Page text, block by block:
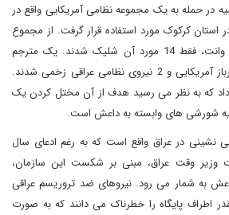
در حمله به یک مجموعه نظامی آمریکایی واقع در
«کِی-1» عراق در استان کرکوک مورد استفاده قرار گرفت. از مجموع
20 موشک بار شده در این وانت، فقط 14 مورد آن شلیک شدند. یک مترجم
غیرنظامی کشته شد و 4 سرباز آمریکایی و 2 نیروی نظامی عراقی زخمی شدند.
که به نظر می رسید هدف از آن مختل کردن یک
شورشی های وابسته به داعش است.
منطقه سنی نشینی در عراق واقع است که به رغم ادعای سال
وزیر وقت عراق، مبنی بر شکست این سازمان،
به شمار می رود. نیروهای ضد تروریسم عراقی
پایگاه «کِی-1» آنقدر اطراف پایگاه را خطرناک می دانند که به صورت